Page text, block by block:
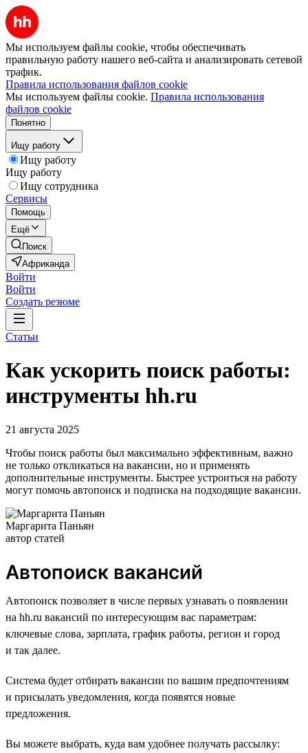
Мы используем файлы cookie, чтобы обеспечивать
правильную работу нашего веб-сайта и анализировать сетевой
трафик.
Правила использования файлов cookie
Мы используем файлы cookie. Правила использования
файлов cookie
Понятно
Ищу работу
Ищу работу
Ищу работу
Ищу сотрудника
Сервисы
Помощь
Ещё
Поиск
Африканда
Войти
Войти
Создать резюме
Статьи
Как ускорить поиск работы:
инструменты hh.ru
21 августа 2025
Чтобы поиск работы был максимально эффективным, важно
не только откликаться на вакансии, но и применять
дополнительные инструменты. Быстрее устроиться на работу
могут помочь автопоиск и подписка на подходящие вакансии.
Маргарита Паньян
автор статей
Автопоиск вакансий
Автопоиск позволяет в числе первых узнавать о появлении
на hh.ru вакансий по интересующим вас параметрам:
ключевые слова, зарплата, график работы, регион и город
и так далее.
Система будет отбирать вакансии по вашим предпочтениям
и присылать уведомления, когда появятся новые
предложения.
Вы можете выбрать, куда вам удобнее получать рассылку: